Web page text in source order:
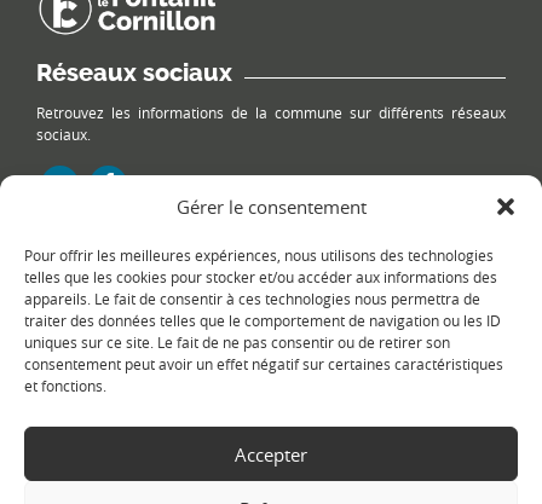
Gérer le consentement
Pour offrir les meilleures expériences, nous utilisons des technologies
telles que les cookies pour stocker et/ou accéder aux informations des
appareils. Le fait de consentir à ces technologies nous permettra de
traiter des données telles que le comportement de navigation ou les ID
uniques sur ce site. Le fait de ne pas consentir ou de retirer son
consentement peut avoir un effet négatif sur certaines caractéristiques
et fonctions.
Accepter
Réseaux sociaux
Retrouvez les informations de la commune sur différents réseaux
sociaux.
Le plan du site
Copyright Ⓒ
Politique de
- Réalisation :Sukellos - Agence web WordPress -